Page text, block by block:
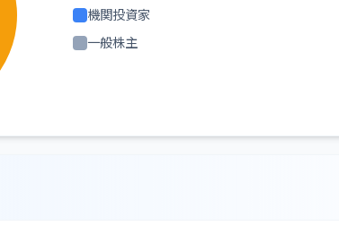
機関投資家
一般株主